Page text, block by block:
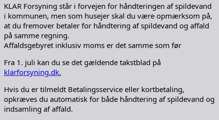
KLAR Forsyning står i forvejen for håndteringen af spildevand
i kommunen, men som husejer skal du være opmærksom på,
at du fremover betaler for håndtering af spildevand og affald
på samme regning.
Affaldsgebyret inklusiv moms er det samme som før
Fra 1. juli kan du se det gældende takstblad på
klarforsyning.dk.
Hvis du er tilmeldt Betalingsservice eller kortbetaling,
opkræves du automatisk for både håndtering af spildevand og
indsamling af affald.